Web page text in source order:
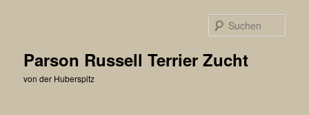
Parson Russell Terrier Zucht
von der Huberspitz